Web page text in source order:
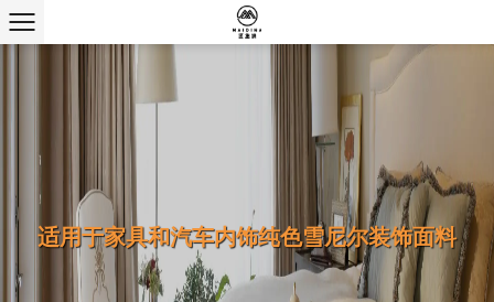
适用于家具和汽车内饰纯色雪尼尔装饰面料